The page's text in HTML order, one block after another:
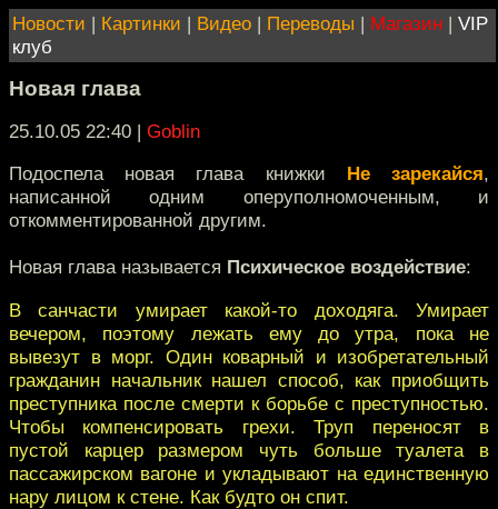
Новости | Картинки | Видео | Переводы | Магазин | VIP
клуб
Новая глава
25.10.05 22:40 | Goblin
Подоспела новая глава книжки Не зарекайся,
написанной одним оперуполномоченным, и
откомментированной другим.
Новая глава называется Психическое воздействие:
В санчасти умирает какой-то доходяга. Умирает
вечером, поэтому лежать ему до утра, пока не
вывезут в морг. Один коварный и изобретательный
гражданин начальник нашел способ, как приобщить
преступника после смерти к борьбе с преступностью.
Чтобы компенсировать грехи. Труп переносят в
пустой карцер размером чуть больше туалета в
пассажирском вагоне и укладывают на единственную
нару лицом к стене. Как будто он спит.